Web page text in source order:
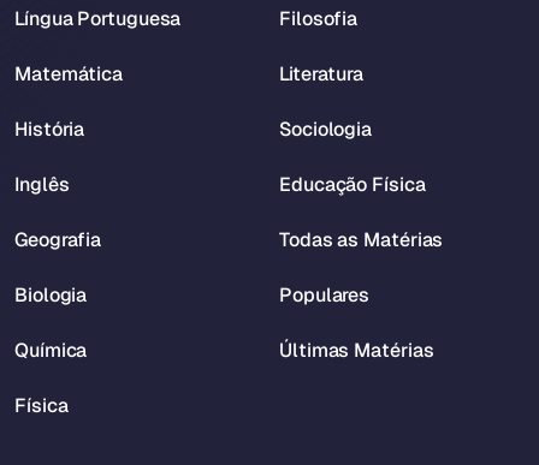
Língua Portuguesa
Matemática
História
Inglês
Geografia
Biologia
Química
Física
Filosofia
Literatura
Sociologia
Educação Física
Todas as Matérias
Populares
Últimas Matérias